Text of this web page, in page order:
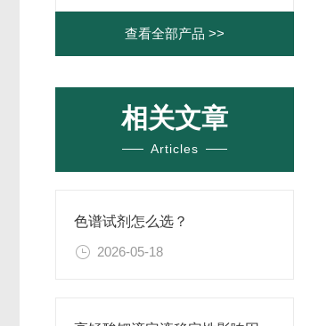
查看全部产品 >>
相关文章
Articles
色谱试剂怎么选？
2026-05-18